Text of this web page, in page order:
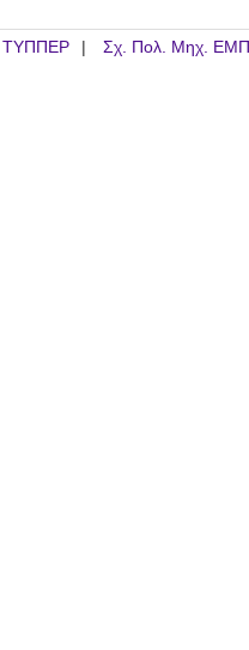
ΤΥΠΠΕΡ Σχ. Πολ. Μηχ. ΕΜΠ